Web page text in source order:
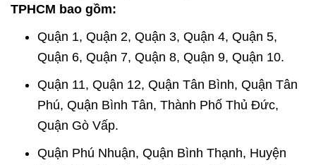
TPHCM bao gồm:
Quận 1, Quận 2, Quận 3, Quận 4, Quận 5,
Quận 6, Quận 7, Quận 8, Quận 9, Quận 10.
Quận 11, Quận 12, Quận Tân Bình, Quận Tân
Phú, Quận Bình Tân, Thành Phố Thủ Đức,
Quận Gò Vấp.
Quận Phú Nhuận, Quận Bình Thạnh, Huyện